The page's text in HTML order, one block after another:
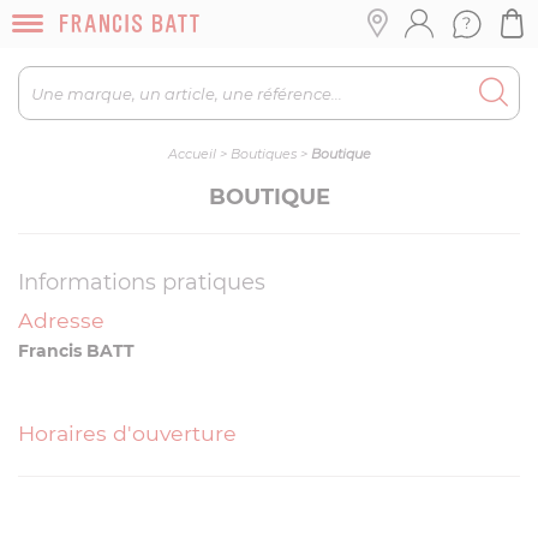
Accueil> Boutiques> Boutique
BOUTIQUE
Informations pratiques
Adresse
Francis BATT
Horaires d'ouverture